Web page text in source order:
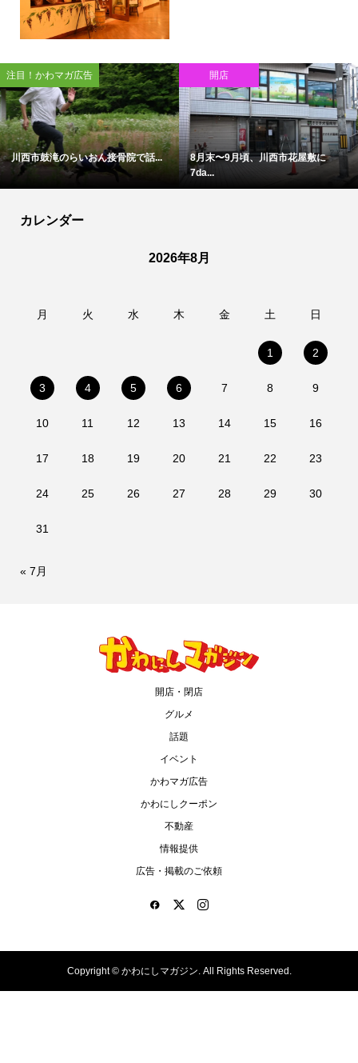
注目！かわマガ広告
川西市鼓滝のらいおん接骨院で話...
開店
8月末〜9月頃、川西市花屋敷に
7da...
カレンダー
2026年8月
月 火 水 木 金 土 日
1 2
3 4 5 6 7 8 9
10 11 12 13 14 15 16
17 18 19 20 21 22 23
24 25 26 27 28 29 30
31
« 7月
開店・閉店
グルメ
話題
イベント
かわマガ広告
かわにしクーポン
不動産
情報提供
広告・掲載のご依頼
Copyright ©かわにしマガジン. All Rights Reserved.